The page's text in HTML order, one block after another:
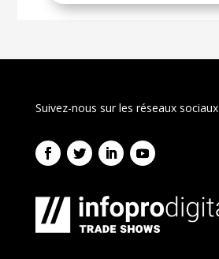
Suivez-nous sur les réseaux sociaux